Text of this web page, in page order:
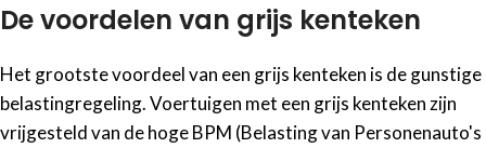
De voordelen van grijs kenteken
Het grootste voordeel van een grijs kenteken is de gunstige
belastingregeling. Voertuigen met een grijs kenteken zijn
vrijgesteld van de hoge BPM (Belasting van Personenauto's